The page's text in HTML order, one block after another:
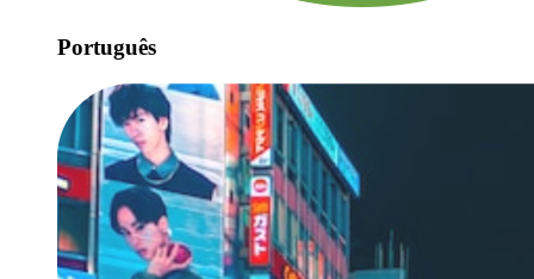
Português